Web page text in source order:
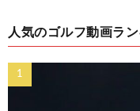
人気のゴルフ動画ラ